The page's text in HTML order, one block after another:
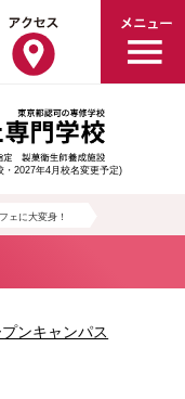
・2027年4月校名変更予定)
ェに大変身！
ンキャンパス